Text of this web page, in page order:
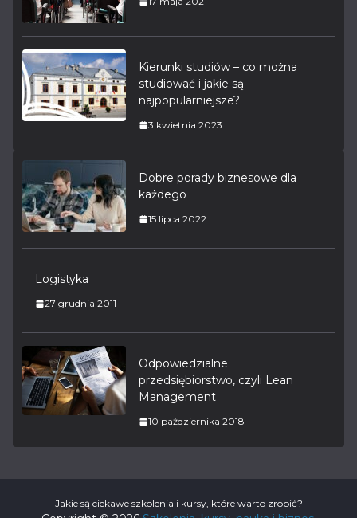
Kierunki studiów – co można
studiować i jakie są
najpopularniejsze?
3 kwietnia 2023
Dobre porady biznesowe dla
każdego
15 lipca 2022
Logistyka
27 grudnia 2011
Odpowiedzialne
przedsiębiorstwo, czyli Lean
Management
10 października 2018
Jakie są ciekawe szkolenia i kursy, które warto zrobić?